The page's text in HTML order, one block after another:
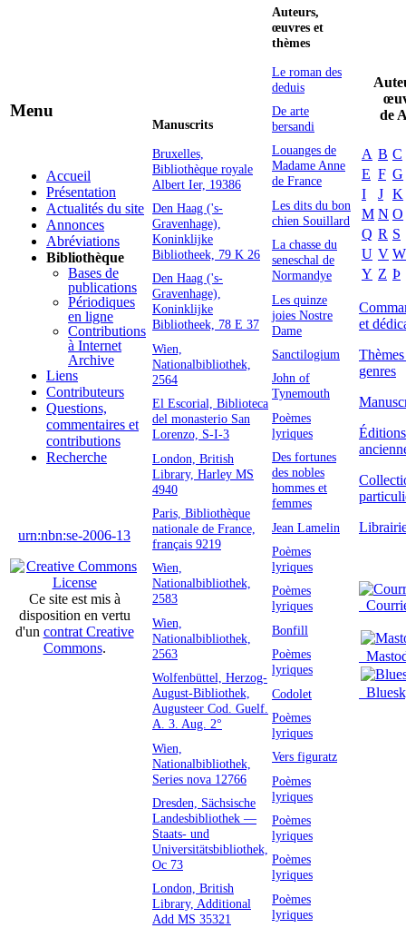
Menu
Accueil
Présentation
Actualités du site
Annonces
Abréviations
Bibliothèque
Bases de
publications
Périodiques
en ligne
Contributions
à Internet
Archive
Liens
Contributeurs
Questions,
commentaires et
contributions
Recherche
urn:nbn:se-2006-13
Ce site est mis à
disposition en vertu
d'un contrat Creative
Commons.
Manuscrits
Bruxelles,
Bibliothèque royale
Albert Ier, 19386
Den Haag ('s-
Gravenhage),
Koninklijke
Bibliotheek, 79 K 26
Den Haag ('s-
Gravenhage),
Koninklijke
Bibliotheek, 78 E 37
Wien,
Nationalbibliothek,
2564
El Escorial, Biblioteca
del monasterio San
Lorenzo, S-I-3
London, British
Library, Harley MS
4940
Paris, Bibliothèque
nationale de France,
français 9219
Wien,
Nationalbibliothek,
2583
Wien,
Nationalbibliothek,
2563
Wolfenbüttel, Herzog-
August-Bibliothek,
Augusteer Cod. Guelf.
A. 3. Aug. 2°
Wien,
Nationalbibliothek,
Series nova 12766
Dresden, Sächsische
Landesbibliothek —
Staats- und
Universitätsbibliothek,
Oc 73
London, British
Library, Additional
Add MS 35321
Auteurs,
œuvres et
thèmes
Le roman des
deduis
De arte
bersandi
Louanges de
Madame Anne
de France
Les dits du bon
chien Souillard
La chasse du
seneschal de
Normandye
Les quinze
joies Nostre
Dame
Sanctilogium
John of
Tynemouth
Poèmes
lyriques
Des fortunes
des nobles
hommes et
femmes
Jean Lamelin
Poèmes
lyriques
Poèmes
lyriques
Bonfill
Poèmes
lyriques
Codolet
Poèmes
lyriques
Vers figuratz
Poèmes
lyriques
Poèmes
lyriques
Poèmes
lyriques
Poèmes
lyriques
de
A B C
E F G
I
J K
M N O
Q R S
U V W
Y Z Þ
et
genres
Éditions